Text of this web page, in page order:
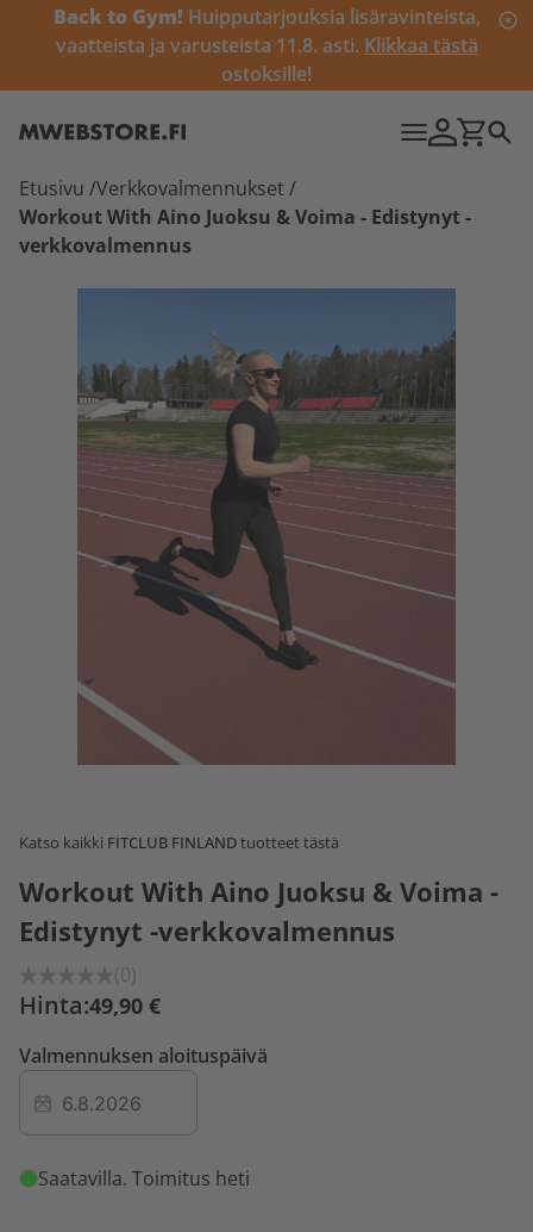
Back to Gym! Huipputarjouksia lisäravinteista,
vaatteista ja varusteista 11.8. asti. Klikkaa tästä
ostoksille!
Etusivu /Verkkovalmennukset /
Workout With Aino Juoksu & Voima - Edistynyt -
verkkovalmennus
Katso kaikki FITCLUB FINLANDtuotteet tästä
Workout With Aino Juoksu & Voima -
Edistynyt -verkkovalmennus
(0)
Hinta:49,90 €
Valmennuksen aloituspäivä
Saatavilla. Toimitus heti